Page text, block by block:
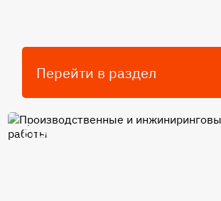
Перейти в раздел
Производственные и